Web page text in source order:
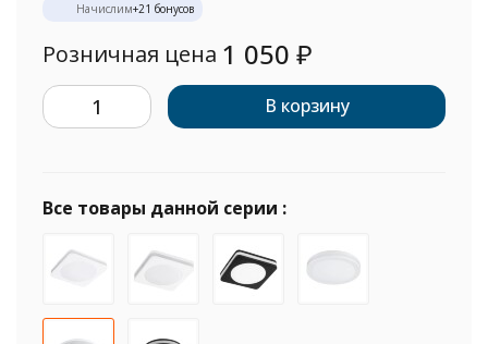
Начислим+21 бонусов
Розничная цена 1 050 ₽
В корзину
Все товары данной серии :